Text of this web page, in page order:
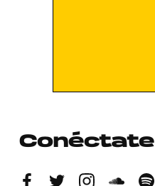
Conéctate